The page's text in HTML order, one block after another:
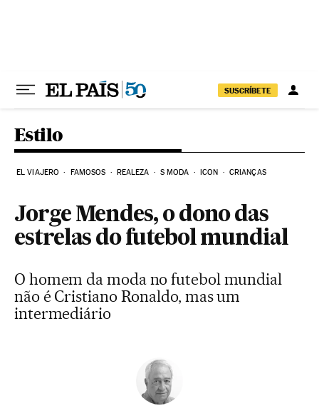
SUSCRÍBETE
Estilo
EL VIAJERO FAMOSOS REALEZA S MODA ICON CRIANÇAS
Jorge Mendes, o dono das
estrelas do futebol mundial
O homem da moda no futebol mundial
não é Cristiano Ronaldo, mas um
intermediário